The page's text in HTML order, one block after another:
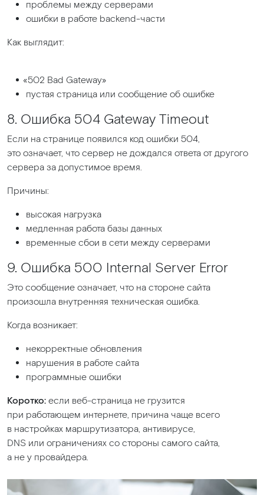
проблемы между серверами
ошибки в работе backend-части
Как выглядит:
«502 Bad Gateway»
пустая страница или сообщение об ошибке
8. Ошибка 504 Gateway Timeout
Если на странице появился код ошибки 504,
это означает, что сервер не дождался ответа от другого
сервера за допустимое время.
Причины:
высокая нагрузка
медленная работа базы данных
временные сбои в сети между серверами
9. Ошибка 500 Internal Server Error
Это сообщение означает, что на стороне сайта
произошла внутренняя техническая ошибка.
Когда возникает:
некорректные обновления
нарушения в работе сайта
программные ошибки
Коротко:если веб-страница не грузится
при работающем интернете, причина чаще всего
в настройках маршрутизатора, антивирусе,
DNS или ограничениях со стороны самого сайта,
а не у провайдера.